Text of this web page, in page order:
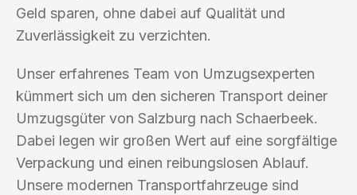
Geld sparen, ohne dabei auf Qualität und
Zuverlässigkeit zu verzichten.
Unser erfahrenes Team von Umzugsexperten
kümmert sich um den sicheren Transport deiner
Umzugsgüter von Salzburg nach Schaerbeek.
Dabei legen wir großen Wert auf eine sorgfältige
Verpackung und einen reibungslosen Ablauf.
Unsere modernen Transportfahrzeuge sind